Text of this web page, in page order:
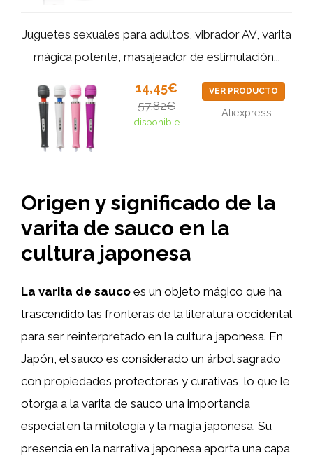
Juguetes sexuales para adultos, vibrador AV, varita
mágica potente, masajeador de estimulación...
14,45€
57,82€
disponible
VER PRODUCTO
Aliexpress
Origen y significado de la
varita de sauco en la
cultura japonesa
La varita de sauco es un objeto mágico que ha
trascendido las fronteras de la literatura occidental
para ser reinterpretado en la cultura japonesa. En
Japón, el sauco es considerado un árbol sagrado
con propiedades protectoras y curativas, lo que le
otorga a la varita de sauco una importancia
especial en la mitología y la magia japonesa. Su
presencia en la narrativa japonesa aporta una capa